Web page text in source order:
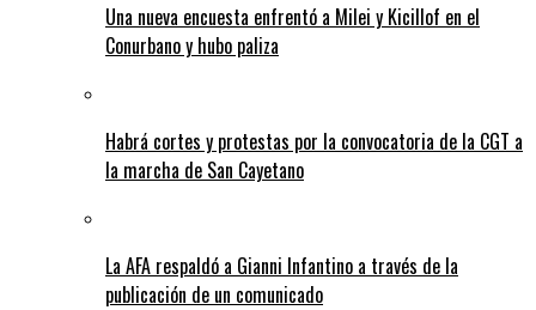
Una nueva encuesta enfrentó a Milei y Kicillof en el
Conurbano y hubo paliza
Habrá cortes y protestas por la convocatoria de la CGT a
la marcha de San Cayetano
La AFA respaldó a Gianni Infantino a través de la
publicación de un comunicado